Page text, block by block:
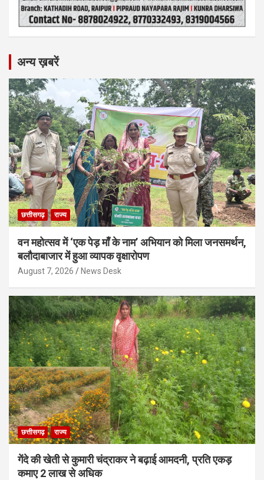
अन्य ख़बरें
छत्तीसगढ़ राज्य
वन महोत्सव में ‘एक पेड़ माँ के नाम’ अभियान को मिला जनसमर्थन,
बलौदाबाजार में हुआ व्यापक वृक्षारोपण
August 7, 2026 News Desk
छत्तीसगढ़ राज्य
गेंदे की खेती से कुमारी चंद्राकर ने बढ़ाई आमदनी, प्रति एकड़
कमाए 2 लाख से अधिक